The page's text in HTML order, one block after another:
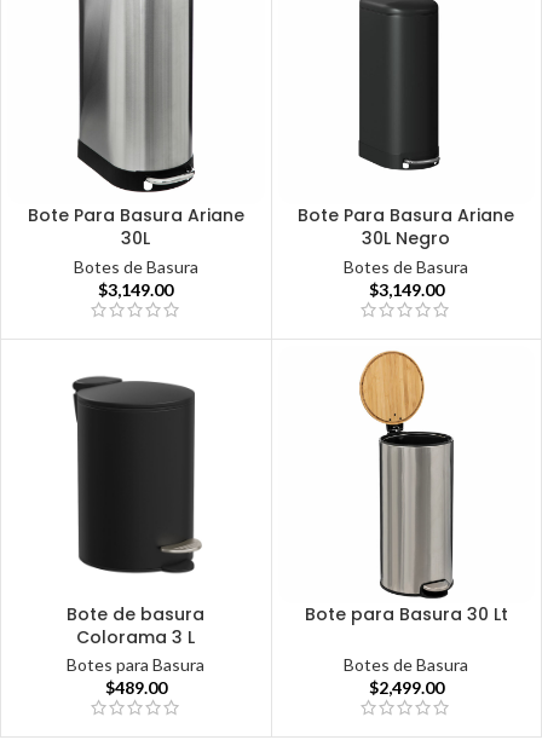
Bote Para Basura Ariane
30L
Botes de Basura
$3,149.00
Bote Para Basura Ariane
30L Negro
Botes de Basura
$3,149.00
Bote de basura
Colorama 3 L
Botes para Basura
$489.00
Bote para Basura 30 Lt
Botes de Basura
$2,499.00